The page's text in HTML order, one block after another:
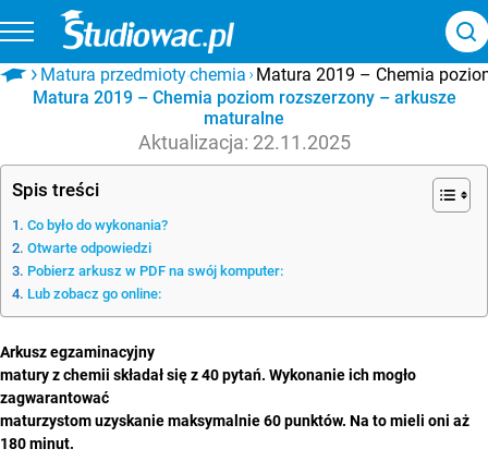
Matura przedmiotychemia
Matura 2019 – Chemia poziom rozszerzony – arkusze
maturalne
Aktualizacja: 22.11.2025
Spis treści
Co było do wykonania?
Otwarte odpowiedzi
Pobierz arkusz w PDF na swój komputer:
Lub zobacz go online:
Arkusz egzaminacyjny
matury z chemii składał się z 40 pytań. Wykonanie ich mogło
zagwarantować
maturzystom uzyskanie maksymalnie 60 punktów. Na to mieli oni aż
180 minut.